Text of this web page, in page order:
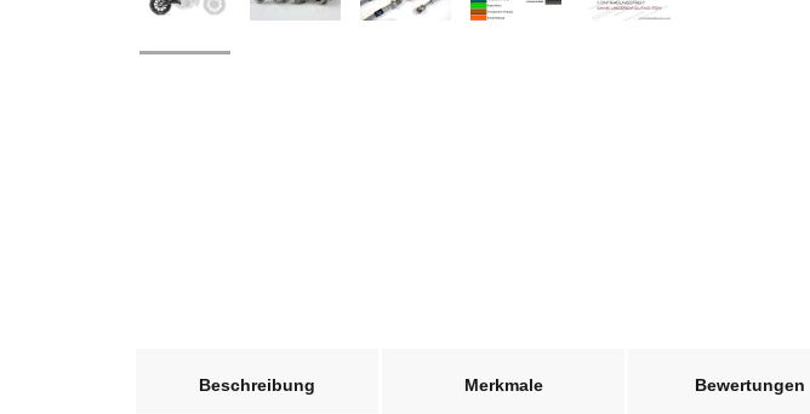
Beschreibung
Merkmale Bewertungen